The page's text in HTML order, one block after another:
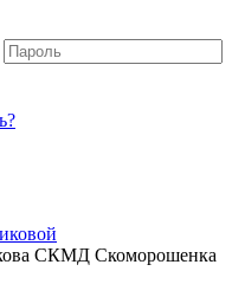
СКМД Скоморошенка